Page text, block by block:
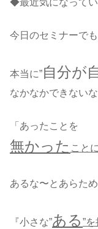
今日のセミナーで
本当に”自分が
なかなかできない
「あったことを
無かった こと
あるな〜とあらた
『小さな”ある ”